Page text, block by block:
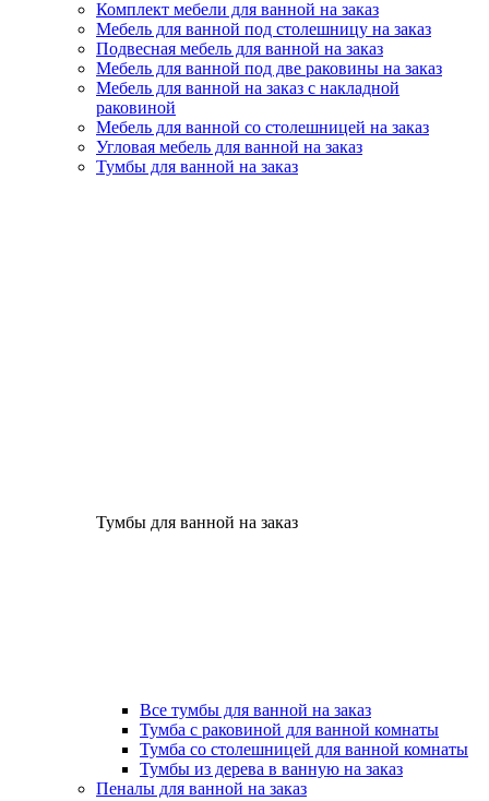
Комплект мебели для ванной на заказ
Мебель для ванной под столешницу на заказ
Подвесная мебель для ванной на заказ
Мебель для ванной под две раковины на заказ
Мебель для ванной на заказ с накладной
раковиной
Мебель для ванной со столешницей на заказ
Угловая мебель для ванной на заказ
Тумбы для ванной на заказ
Тумбы для ванной на заказ
Все тумбы для ванной на заказ
Тумба с раковиной для ванной комнаты
Тумба со столешницей для ванной комнаты
Тумбы из дерева в ванную на заказ
Пеналы для ванной на заказ